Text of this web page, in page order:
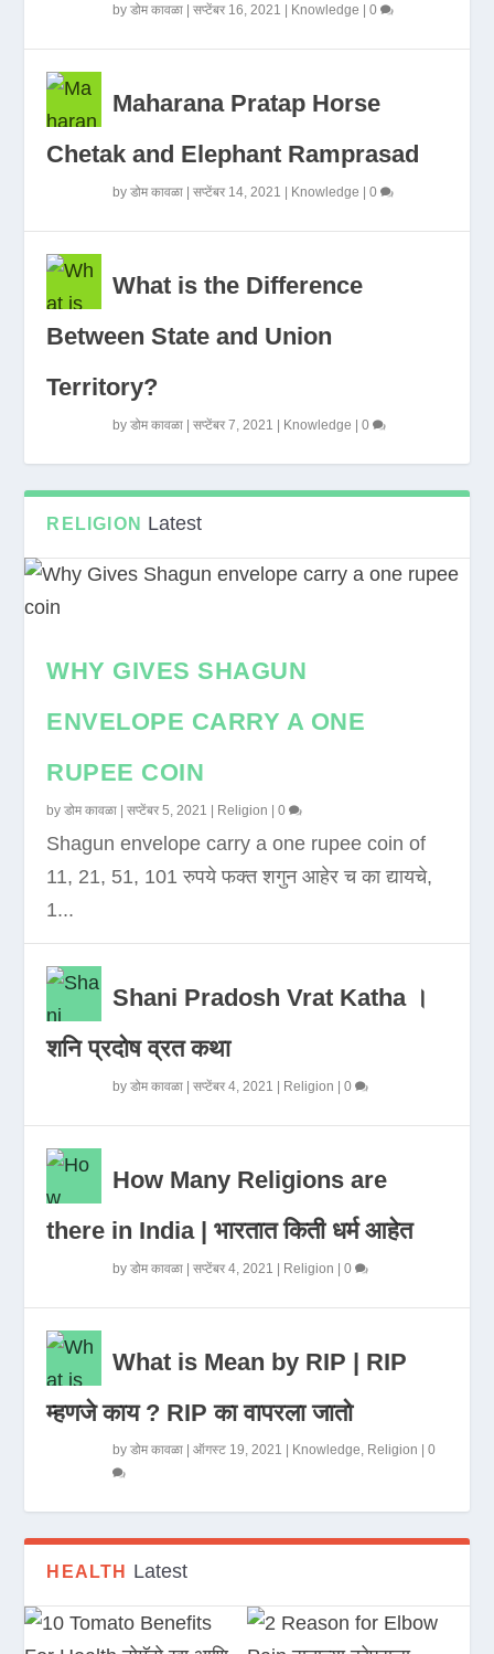
byडोम कावळा |सप्टेंबर 16, 2021 Knowledge |0
Maharana Pratap Horse
Chetak and Elephant Ramprasad
byडोम कावळा |सप्टेंबर 14, 2021 Knowledge |0
What is the Difference
Between State and Union
Territory?
byडोम कावळा |सप्टेंबर 7, 2021 Knowledge |0
RELIGION Latest
WHY GIVES SHAGUN
ENVELOPE CARRY A ONE
RUPEE COIN
byडोम कावळा |सप्टेंबर 5, 2021 Religion |0
Shagun envelope carry a one rupee coin of
11, 21, 51, 101 रुपये फक्त शगुन आहेर च का द्यायचे,
1...
Shani Pradosh Vrat Katha ।
शनि प्रदोष व्रत कथा
byडोम कावळा |सप्टेंबर 4, 2021 Religion |0
How Many Religions are
there in India | भारतात किती धर्म आहेत
byडोम कावळा |सप्टेंबर 4, 2021 Religion |0
What is Mean by RIP | RIP
म्हणजे काय ? RIP का वापरला जातो
byडोम कावळा |ऑगस्ट 19, 2021 Knowledge, Religion |0
HEALTH Latest